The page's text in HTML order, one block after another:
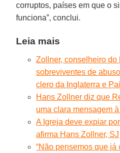
corruptos, países em que o
funciona”, conclui.
Leia mais
Zollner, conselheiro do
sobreviventes de
clero da Inglaterra e
Hans Zollner diz que
uma clara mensagem
A Igreja deve expiar
afirma Hans Zollner, SJ
“Não pensemos que